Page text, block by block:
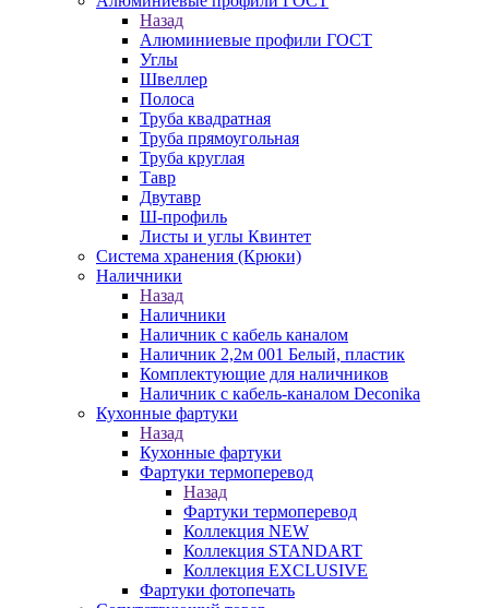
Назад
Алюминиевые профили ГОСТ
Углы
Швеллер
Полоса
Труба квадратная
Труба прямоугольная
Труба круглая
Тавр
Двутавр
Ш-профиль
Листы и углы Квинтет
Система хранения (Крюки)
Наличники
Назад
Наличники
Наличник с кабель каналом
Наличник 2,2м 001 Белый, пластик
Комплектующие для наличников
Наличник с кабель-каналом Deconika
Кухонные фартуки
Назад
Кухонные фартуки
Фартуки термоперевод
Назад
Фартуки термоперевод
Коллекция NEW
Коллекция STANDART
Коллекция EXCLUSIVE
Фартуки фотопечать